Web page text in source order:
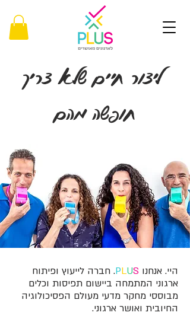
ליצור חיים שלא צריך
חופשה מהם
היי. אנחנו PLUS
. חברה לייעוץ ופיתוח
ארגוני המתמחה ביישום תפיסות וכלים
מבוססי מחקר מדעי מעולם הפסיכולוגיה
החיובית ואושר ארגוני.